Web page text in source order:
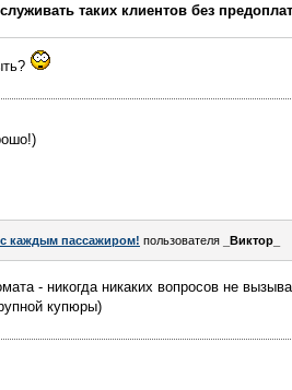
таких клиентов без
каждым пассажиром! пользователя _Виктор_
- никогда никаких вопросов не
купюры)